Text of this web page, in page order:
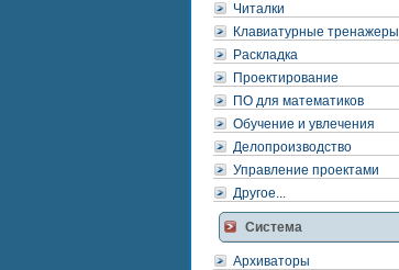
Читалки
Клавиатурные тренажеры
Раскладка
Проектирование
ПО для математиков
Обучение и увлечения
Делопроизводство
Управление проектами
Другое...
Система
Архиваторы